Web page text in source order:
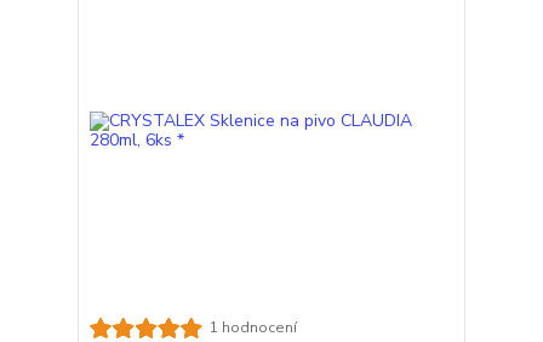
1 hodnocení